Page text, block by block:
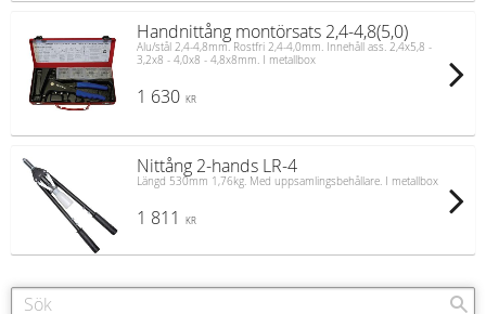
Handnittång montörsats 2,4-4,8(5,0)
Alu/stål 2,4-4,8mm. Rostfri 2,4-4,0mm. Innehåll ass. 2,4x5,8 -
3,2x8 - 4,0x8 - 4,8x8mm. I metallbox
1 630 KR
Nittång 2-hands LR-4
Längd 530mm 1,76kg. Med uppsamlingsbehållare. I metallbox
1 811 KR